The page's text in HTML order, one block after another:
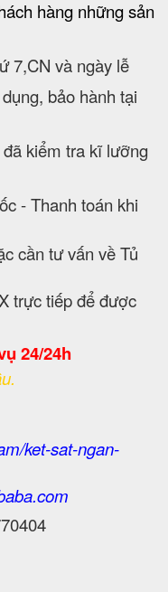
hàng những sản
7,CN và ngày lễ
bảo hành tại
kiểm tra kĩ lưỡng
- Thanh toán khi
cần tư vấn về Tủ
trực tiếp để được
24/24h
ket-sat-ngan-